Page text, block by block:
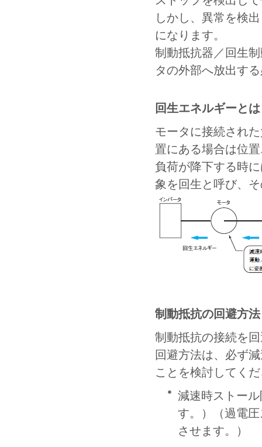
しかし、異常を検
になります。
制動抵抗器／回生
タの外部へ放出す
回生エネルギーとは
モータに接続され
置にある場合は位
負荷が降下する時
象を回生と呼び、
制動抵抗の回避方法
制動抵抗の接続を
回避方法は、必ず
ことを検討してく
減速時ストー
す。）（過電
させます。）